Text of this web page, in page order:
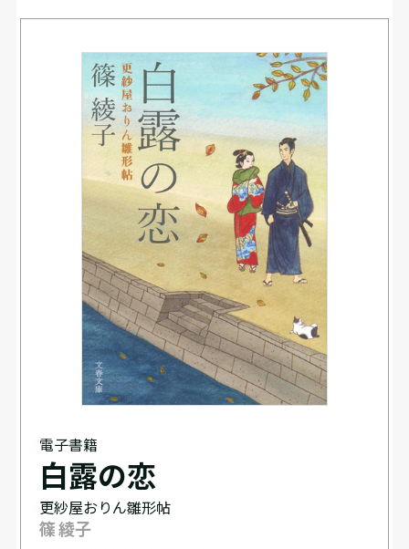
電子書籍
白露の恋
更紗屋おりん雛形帖
篠 綾子